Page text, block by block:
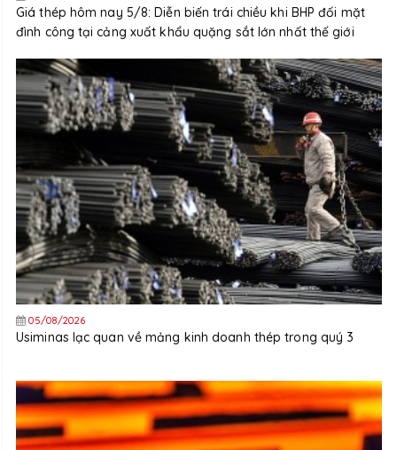
Giá thép hôm nay 5/8: Diễn biến trái chiều khi BHP đối mặt
đình công tại cảng xuất khẩu quặng sắt lớn nhất thế giới
05/08/2026
Usiminas lạc quan về mảng kinh doanh thép trong quý 3